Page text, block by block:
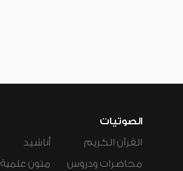
الصوتيات
القرآن الكريم
محاضرات ودروس
أناشيد
متون علمية